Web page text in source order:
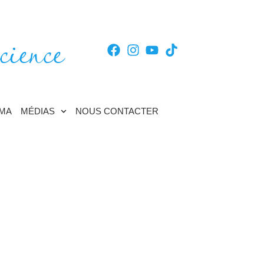
MÉDIAS NOUS CONTACTER